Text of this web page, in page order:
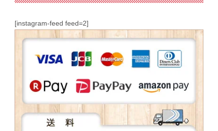
[instagram-feed feed=2]